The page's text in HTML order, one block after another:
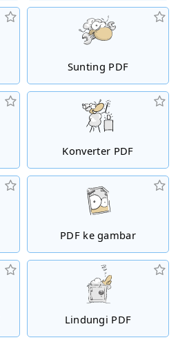
Sunting PDF
Konverter PDF
PDF ke gambar
Lindungi PDF